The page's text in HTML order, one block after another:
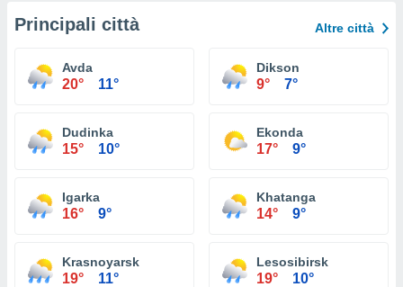
Principali città Altre città
Avda
20° 11°
Dikson
9° 7°
Dudinka
15° 10°
Ekonda
17° 9°
Igarka
16° 9°
Khatanga
14° 9°
Krasnoyarsk
19° 11°
Lesosibirsk
19° 10°